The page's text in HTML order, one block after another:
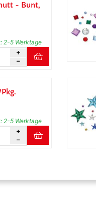
- Bunt,
2-5 Werktage
2-5 Werktage